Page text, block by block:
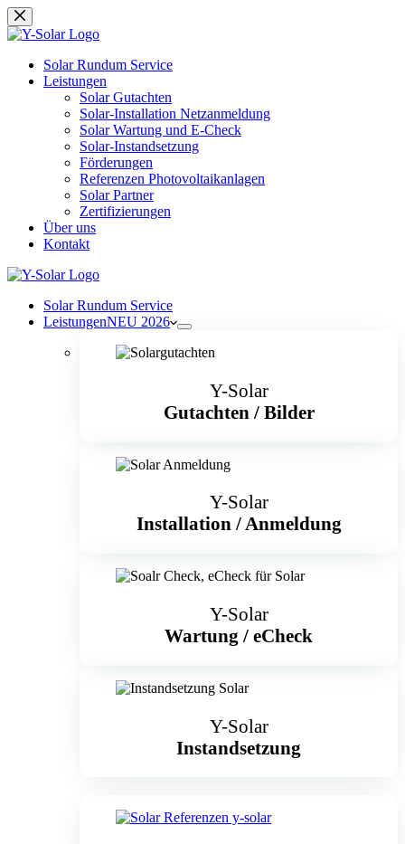
Zum
Inhalt
Solar Rundum Service
Leistungen
Solar Gutachten
Solar-Installation Netzanmeldung
Solar Wartung und E-Check
Solar-Instandsetzung
Förderungen
Referenzen Photovoltaikanlagen
Solar Partner
Zertifizierungen
Über uns
Kontakt
Solar Rundum Service
LeistungenNEU 2026
Y-Solar
Gutachten / Bilder
Y-Solar
Installation / Anmeldung
Y-Solar
Wartung / eCheck
Y-Solar
Instandsetzung